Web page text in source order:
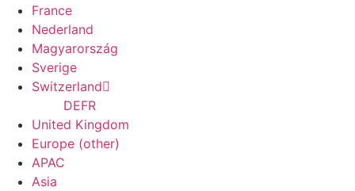
France
Nederland
Magyarország
Sverige
Switzerland
DEFR
United Kingdom
Europe (other)
APAC
Asia